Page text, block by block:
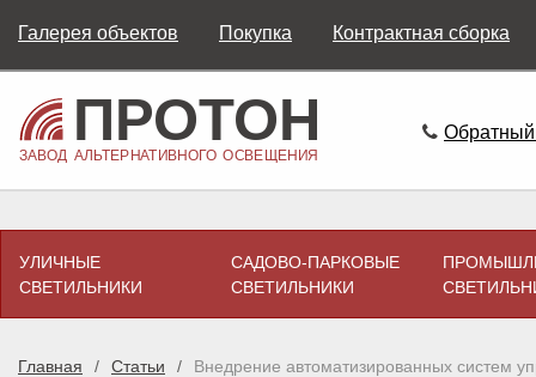
Галерея объектов Покупка Контрактная сборка
Обратный
УЛИЧНЫЕ
СВЕТИЛЬНИКИ
САДОВО-ПАРКОВЫЕ
СВЕТИЛЬНИКИ
Главная Статьи Внедрение автоматизированных систем